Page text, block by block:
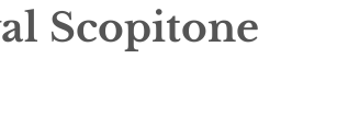
Scopitone